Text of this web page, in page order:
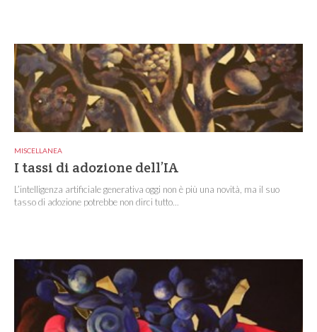
MISCELLANEA
I tassi di adozione dell’IA
L’intelligenza artificiale generativa oggi non è più una novità, ma il suo
tasso di adozione potrebbe non dirci tutto...